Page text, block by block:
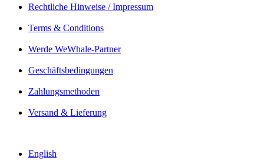
Rechtliche Hinweise / Impressum
Terms & Conditions
Werde WeWhale-Partner
Geschäftsbedingungen
Zahlungsmethoden
Versand & Lieferung
English